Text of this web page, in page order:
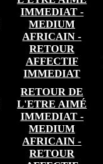
RETOUR DE
L'ETRE AIMÉ
IMMEDIAT -
MEDIUM
AFRICAIN -
RETOUR